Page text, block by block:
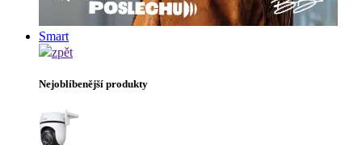
Smart
zpět
Nejoblíbenější produkty